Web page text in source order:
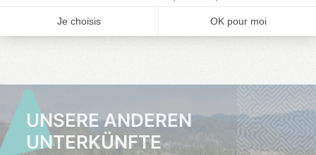
UNSERE ANDEREN
UNTERKÜNFTE